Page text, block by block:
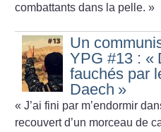
combattants dans la pelle. »
Un
YPG #13 : «
fauchés par
Daech »
« J’ai fini par m’endormir
recouvert d’un morceau de